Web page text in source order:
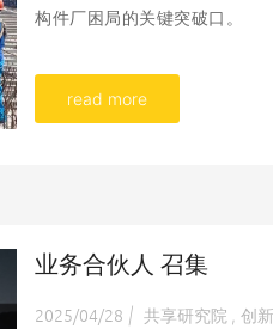
构件厂困局的关键突破口。
read more
业务合伙人 召集
2025/04/28 | 共享研究院 创